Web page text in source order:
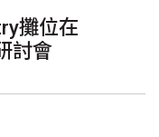
攤位在
討會